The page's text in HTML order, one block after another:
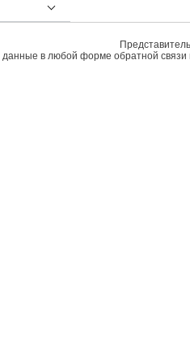
данные в любой форме обратной